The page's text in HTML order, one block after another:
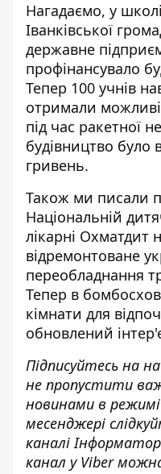
Нагадаємо, у
Іванківської
державне
профінансувало
Тепер 100 учнів
отримали
під час ракетної
будівництво було
гривень.
Також ми писали
Національній
лікарні Охматдит
відремонтоване
переобладнання
Тепер в
кімнати для
обновлений
Підписуйтесь на
не пропустити
новинами в
месенджері
каналі
канал у Viber